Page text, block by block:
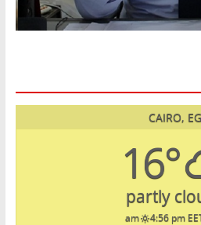
CAIRO, EG
16°
partly
4:56 pm